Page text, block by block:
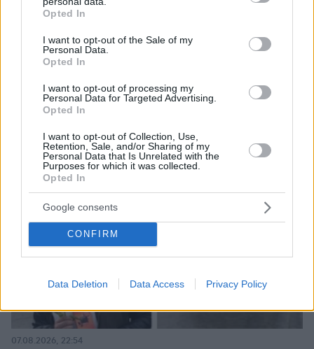
grant or deny consent to Google and its third-party tags to
use your data for below specified purposes in below Google
consent section.
Opted In
I want to opt-out of the Sale of my
Personal Data.
Opted In
I want to opt-out of processing my
Personal Data for Targeted Advertising.
Opted In
I want to opt-out of Collection, Use,
Retention, Sale, and/or Sharing of my
Personal Data that Is Unrelated with the
Purposes for which it was collected.
Opted In
Google consents
CONFIRM
Data Deletion Data Access Privacy Policy
ΤΑ ΠΙΟ ΔΗΜΟΦΙΛΗ
07.08.2026, 22:54